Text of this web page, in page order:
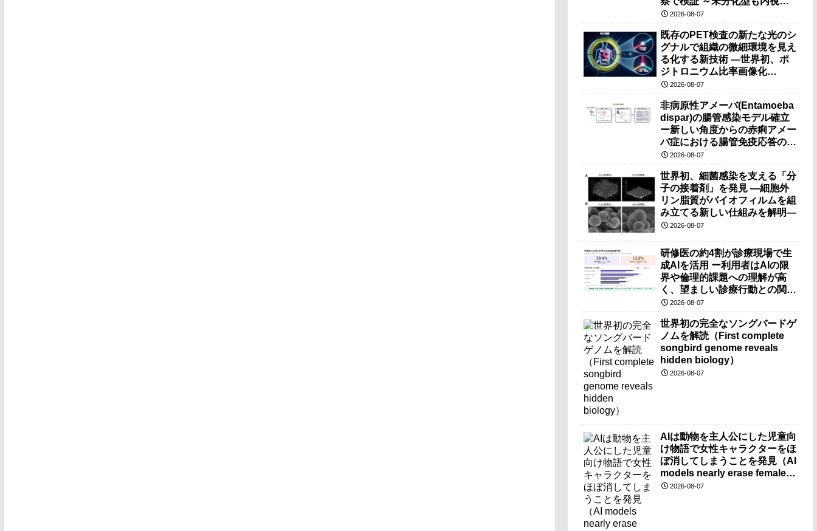
治療で胃の温存が可能～
2026-08-07
既存のPET検査の新たな光のシ
グナルで組織の微細環境を見え
る化する新技術 ―世界初、ポ
ジトロニウム比率画像化
（PRI）の原理検証に成功―
2026-08-07
非病原性アメーバ(Entamoeba
dispar)の腸管感染モデル確立
ー新しい角度からの赤痢アメー
バ症における腸管免疫応答の理
解に期待ー
2026-08-07
世界初、細菌感染を支える「分
子の接着剤」を発見 ―細胞外
リン脂質がバイオフィルムを組
み立てる新しい仕組みを解明―
2026-08-07
研修医の約4割が診療現場で生
成AIを活用 ー利用者はAIの限
界や倫理的課題への理解が高
く、望ましい診療行動との関連
も確認ー
2026-08-07
世界初の完全なソングバードゲ
ノムを解読（First complete
songbird genome reveals
hidden biology）
2026-08-07
AIは動物を主人公にした児童向
け物語で女性キャラクターをほ
ぼ消してしまうことを発見（AI
models nearly erase female
characters when they write
2026-08-07